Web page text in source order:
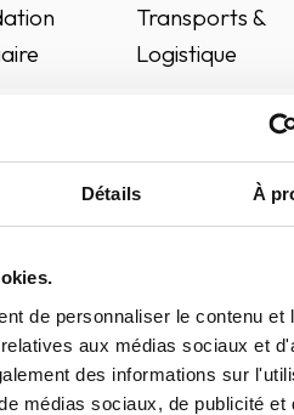
Détails À
de personnaliser le contenu et
aux médias sociaux et
des informations sur
médias sociaux, de publicité et
Transports &
Logistique
Travaux publics
Bâtiment et
Transports &
Logistique